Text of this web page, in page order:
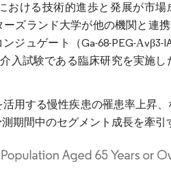
おける技術的進歩と発展が市
ズランド大学が他の機関と連
ジュゲート（Ga-68-PEG-
入試験である臨床研究を実施
用する慢性疾患の罹患率上昇
期間中のセグメント成長を牽引